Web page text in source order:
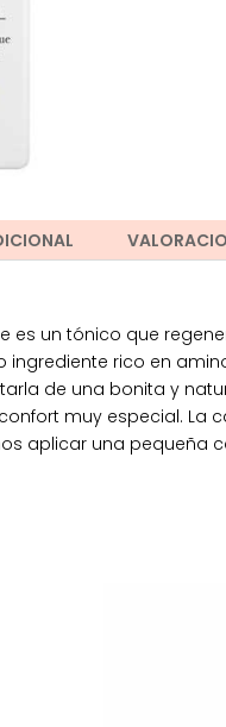
es un tónico que
ingrediente rico en
de una bonita y
muy especial. La
aplicar una pequeña